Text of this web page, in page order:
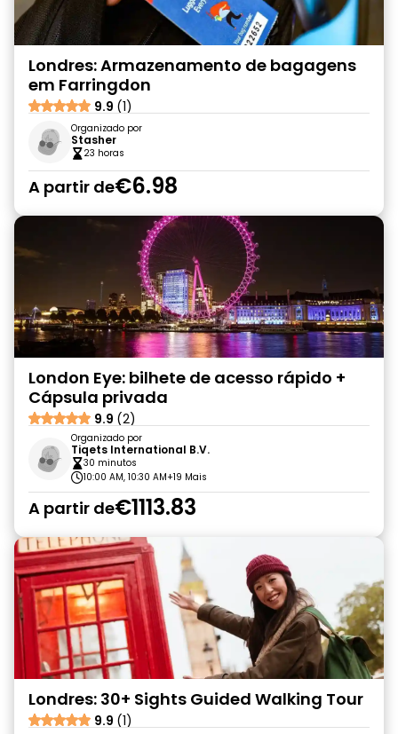
Londres: Armazenamento de bagagens
em Farringdon
9.9 (1)
Organizado por
Stasher
23 horas
A partir de€6.98
London Eye: bilhete de acesso rápido +
Cápsula privada
9.9 (2)
Organizado por
Tiqets International B.V.
30 minutos
10:00 AM, 10:30 AM+19 Mais
A partir de€1113.83
Londres: 30+ Sights Guided Walking Tour
9.9 (1)